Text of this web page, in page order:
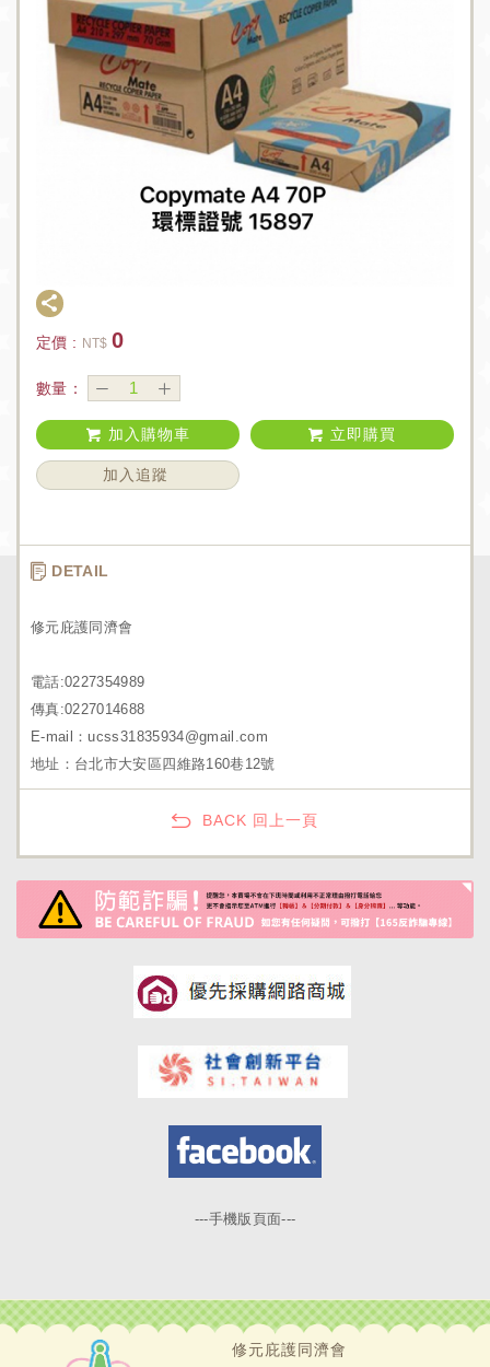
定價 : NT$ 0
數量：
加入購物車 立即購買
加入追蹤
DETAIL
修元庇護同濟會
電話:0227354989
傳真:0227014688
E-mail：ucss31835934@gmail.com
地址：台北市大安區四維路160巷12號
BACK 回上一頁
---手機版頁面---
修元庇護同濟會